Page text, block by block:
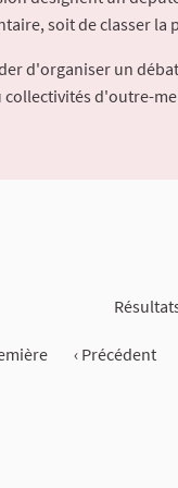
soit de classer la
d'organiser un
collectivités d'outre-
‹ Précédent